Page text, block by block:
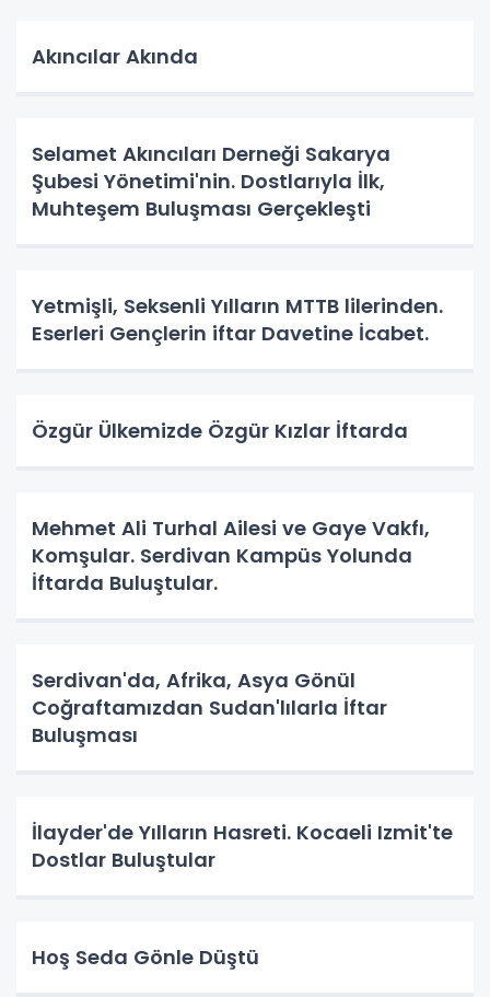
Akıncılar Akında
Selamet Akıncıları Derneği Sakarya
Şubesi Yönetimi'nin. Dostlarıyla İlk,
Muhteşem Buluşması Gerçekleşti
Yetmişli, Seksenli Yılların MTTB lilerinden.
Eserleri Gençlerin iftar Davetine İcabet.
Özgür Ülkemizde Özgür Kızlar İftarda
Mehmet Ali Turhal Ailesi ve Gaye Vakfı,
Komşular. Serdivan Kampüs Yolunda
İftarda Buluştular.
Serdivan'da, Afrika, Asya Gönül
Coğraftamızdan Sudan'lılarla İftar
Buluşması
İlayder'de Yılların Hasreti. Kocaeli Izmit'te
Dostlar Buluştular
Hoş Seda Gönle Düştü